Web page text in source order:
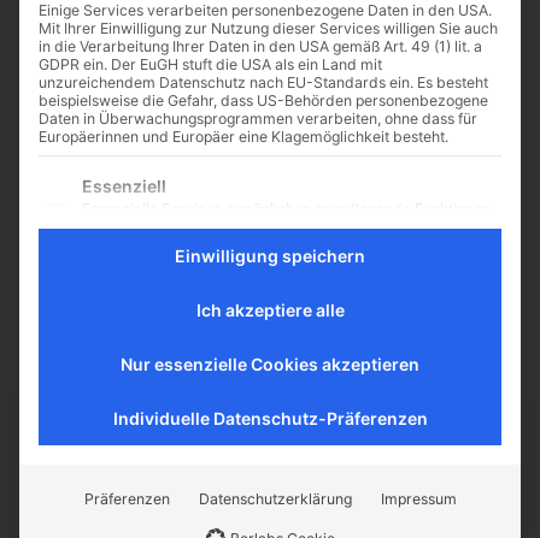
Die Welt ist keine Scheibe
– sondern ein Kunstwerk
historischen Irrtümer handelt von
Mittelalters hätten an eine Erde in
Scheibenform geglaubt. Oder in
Einige Services verarbeiten personenbezogene Daten in den USA.
Mit Ihrer Einwilligung zur Nutzung dieser Services willigen Sie auch
in die Verarbeitung Ihrer Daten in den USA gemäß Art. 49 (1) lit. a
GDPR ein. Der EuGH stuft die USA als ein Land mit
unzureichendem Datenschutz nach EU-Standards ein. Es besteht
beispielsweise die Gefahr, dass US-Behörden personenbezogene
Daten in Überwachungsprogrammen verarbeiten, ohne dass für
Europäerinnen und Europäer eine Klagemöglichkeit besteht.
Es folgt eine Liste der Service-Gruppen, für die eine
Essenziell
Essenzielle Services ermöglichen grundlegende Funktionen
und sind für das ordnungsgemäße Funktionieren der
Website erforderlich.
Statistik-Cookies sammeln Nutzungsdaten, die uns
werden standardmäßig blockiert. Wenn externe Services
akzeptiert werden, ist für den Zugriff auf diese Inhalte keine
Einwilligung speichern
Ich akzeptiere alle
Nur essenzielle Cookies akzeptieren
Individuelle Datenschutz-Präferenzen
Präferenzen Datenschutzerklärung Impressum